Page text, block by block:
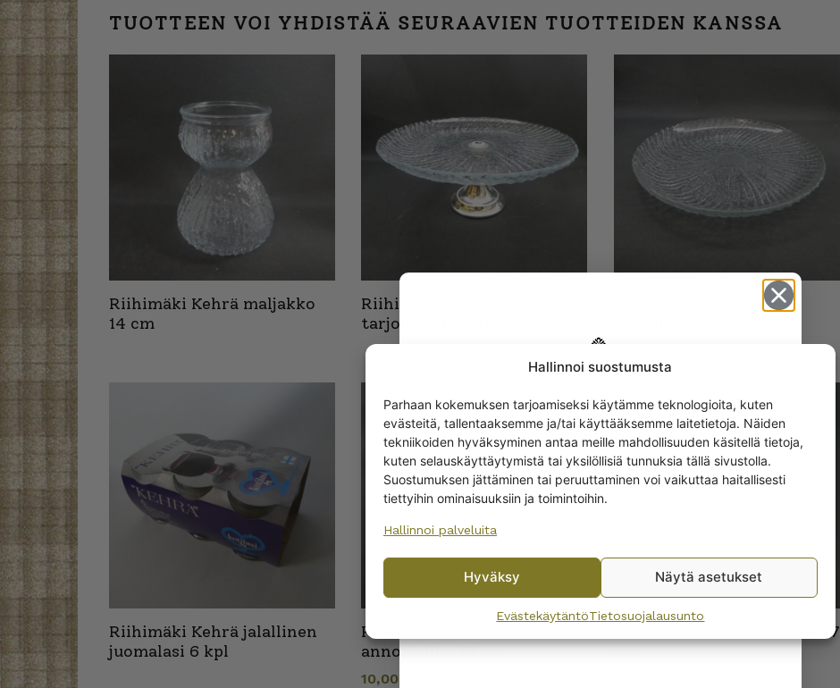
Hallinnoi suostumusta
Parhaan kokemuksen tarjoamiseksi käytämme teknologioita, kuten
evästeitä, tallentaaksemme ja/tai käyttääksemme laitetietoja. Näiden
tekniikoiden hyväksyminen antaa meille mahdollisuuden käsitellä tietoja,
kuten selauskäyttäytymistä tai yksilöllisiä tunnuksia tällä sivustolla.
Suostumuksen jättäminen tai peruuttaminen voi vaikuttaa haitallisesti
tiettyihin ominaisuuksiin ja toimintoihin.
Hallinnoi palveluita
Hyväksy Näytä asetukset
EvästekäytäntöTietosuojalausunto
TUOTTEEN VOI YHDISTÄÄ SEURAAVIEN TUOTTEIDEN KANSSA
Riihimäki Kehrä maljakko
14 cm
Riihimäki Kehrä jalallinen
tarjoiluvati 300 mm
Riihimäki Kehrä jalallinen
juomalasi 6 kpl
Riihimäki Kehrä
annoskulho 13 cm
10,00
Riihimäki Kehrä lautanen 17
cm
Get -5%
off?
Yes! I want the discount
By subscribing to the newsletter, you consent to receiving messages from
Wanhojen kuppien and confirm that you have read and accepted